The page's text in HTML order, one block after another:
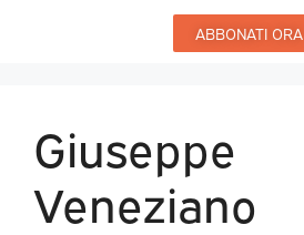
ABBONATI ORA
Giuseppe
Veneziano